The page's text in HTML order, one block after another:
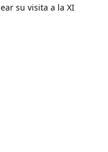
su visita a la XI